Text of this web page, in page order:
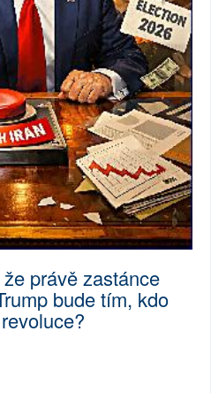
právě zastánce
bude tím, kdo